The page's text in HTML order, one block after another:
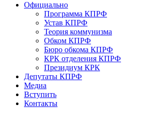
Официально
Программа КПРФ
Устав КПРФ
Теория коммунизма
Обком КПРФ
Бюро обкома КПРФ
КРК отделения КПРФ
Президиум КРК
Депутаты КПРФ
Медиа
Вступить
Контакты